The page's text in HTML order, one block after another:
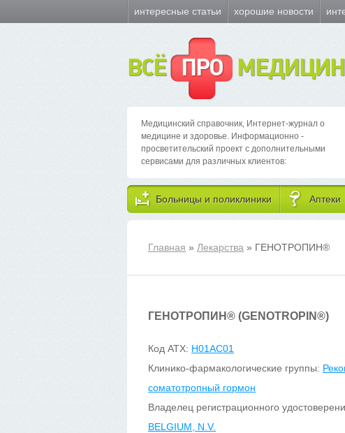
интересные статьи хорошие новости
ВСЁ ПРО
Медицинский справочник, Интернет-журнал о
медицине и здоровье. Информационно -
просветительский проект с дополнительными
сервисами для различных клиентов:
Больницы и поликлиники Аптеки
Главная » Лекарства » ГЕНОТРОПИН®
ГЕНОТРОПИН® (GENOTROPIN®)
Код ATX: H01AC01
Клинико-фармакологические группы:
соматотропный гормон
Владелец регистрационного
BELGIUM, N.V.